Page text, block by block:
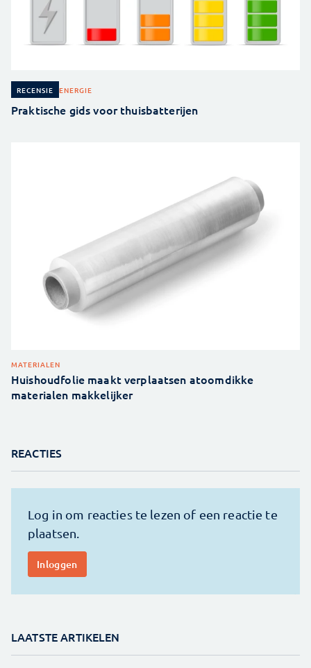
RECENSIE ENERGIE
Praktische gids voor thuisbatterijen
MATERIALEN
Huishoudfolie maakt verplaatsen atoomdikke
materialen makkelijker
REACTIES
LAATSTE ARTIKELEN